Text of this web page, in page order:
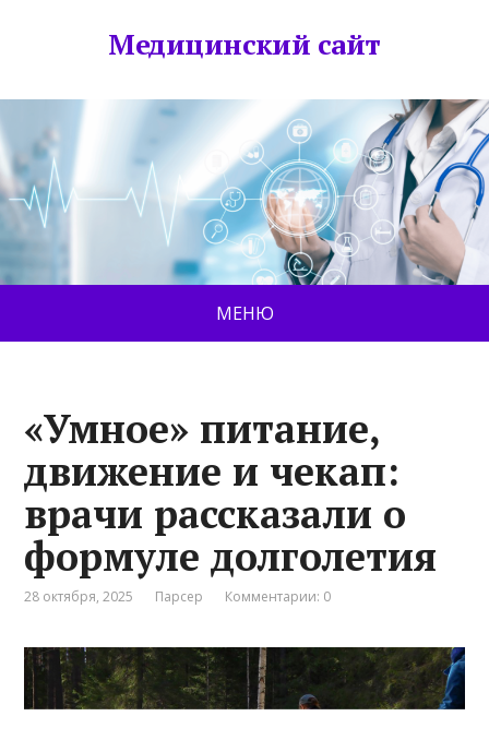
Медицинский сайт
МЕНЮ
«Умное» питание,
движение и чекап:
врачи рассказали о
формуле долголетия
28 октября, 2025 Парсер Комментарии: 0